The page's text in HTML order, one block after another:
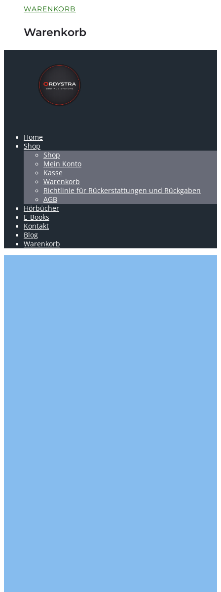
WARENKORB
Warenkorb
Home
Shop
Shop
Mein Konto
Kasse
Warenkorb
Richtlinie für Rückerstattungen und Rückgaben
AGB
Hörbücher
E-Books
Kontakt
Blog
Warenkorb